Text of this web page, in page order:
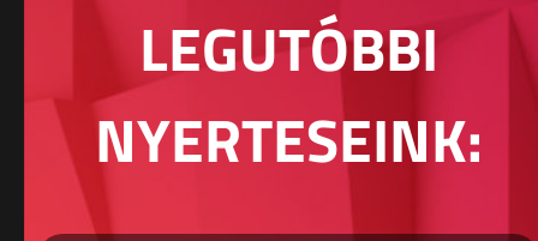
LEGUTÓBBI
NYERTESEINK: